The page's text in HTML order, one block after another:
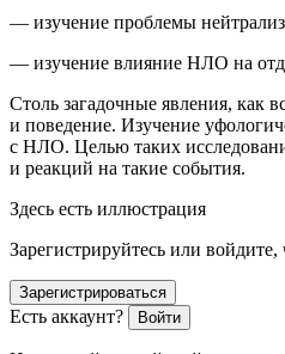
— изучение проблемы
— изучение влияние НЛО на
Столь загадочные явления, как
и поведение. Изучение
с НЛО. Целью таких
и реакций на такие события.
Здесь есть иллюстрация
Зарегистрируйтесь или
Зарегистрироваться
Есть аккаунт? Войти